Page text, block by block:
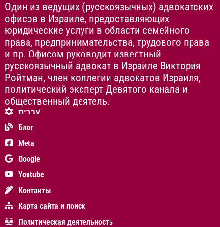
Один из ведущих (русскоязычных) адвокатских
офисов в Израиле, предоставляющих
юридические услуги в области семейного
права, предпринимательства, трудового права
и пр. Офисом руководит известный
русскоязычный адвокат в Израиле Виктория
Ройтман, член коллегии адвокатов Израиля,
политический эксперт Девятого канала и
общественный деятель.
עברית
Блог
Meta
Google
Youtube
Контакты
Карта сайта и поиск
Политическая деятельность